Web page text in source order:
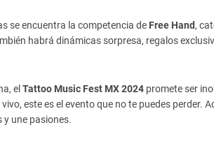
se encuentra la competencia de Free Hand,
habrá dinámicas sorpresa, regalos
el Tattoo Music Fest MX 2024 promete ser
este es el evento que no te puedes perder.
une pasiones.